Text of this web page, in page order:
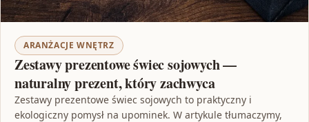
ARANŻACJE WNĘTRZ
Zestawy prezentowe świec sojowych —
naturalny prezent, który zachwyca
Zestawy prezentowe świec sojowych to praktyczny i
ekologiczny pomysł na upominek. W artykule tłumaczymy,